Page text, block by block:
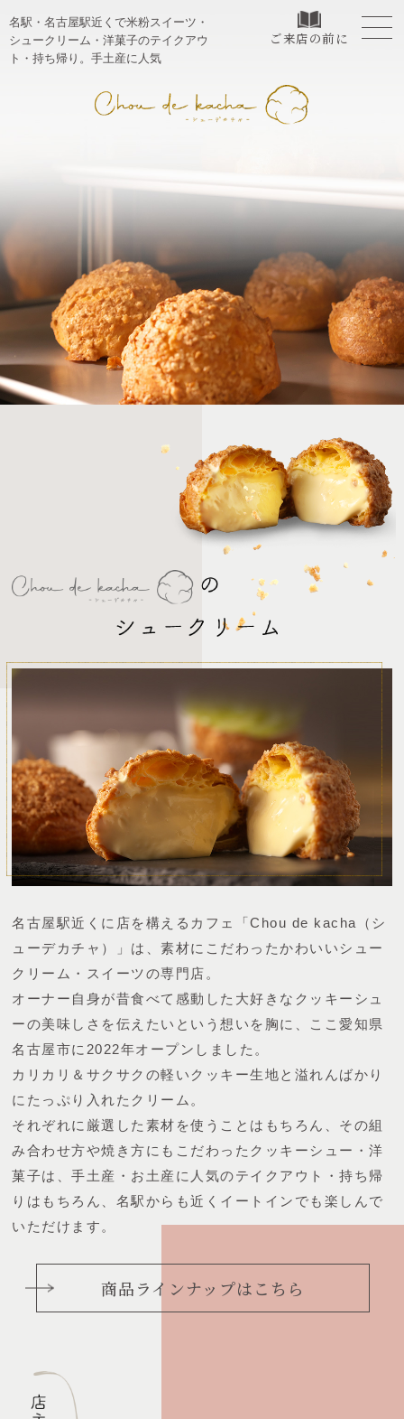
名駅・名古屋駅近くで米粉スイーツ・
シュークリーム・洋菓子のテイクアウ
ト・持ち帰り。手土産に人気
ご来店の前に
名古屋駅近くに店を構えるカフェ「Chou de kacha（シ
ューデカチャ）」は、素材にこだわったかわいいシュー
クリーム・スイーツの専門店。
オーナー自身が昔食べて感動した大好きなクッキーシュ
ーの美味しさを伝えたいという想いを胸に、 ここ愛知県
名古屋市に2022年オープンしました。
カリカリ＆サクサクの軽いクッキー生地と溢れんばかり
にたっぷり入れたクリーム。
それぞれに厳選した素材を使うことはもちろん、 その組
み合わせ方や焼き方にもこだわったクッキーシュー・洋
菓子は、手土産・お土産に人気のテイクアウト・持ち帰
りはもちろん、 名駅からも近くイートインでも楽しんで
いただけます。
商品ラインナップはこちら